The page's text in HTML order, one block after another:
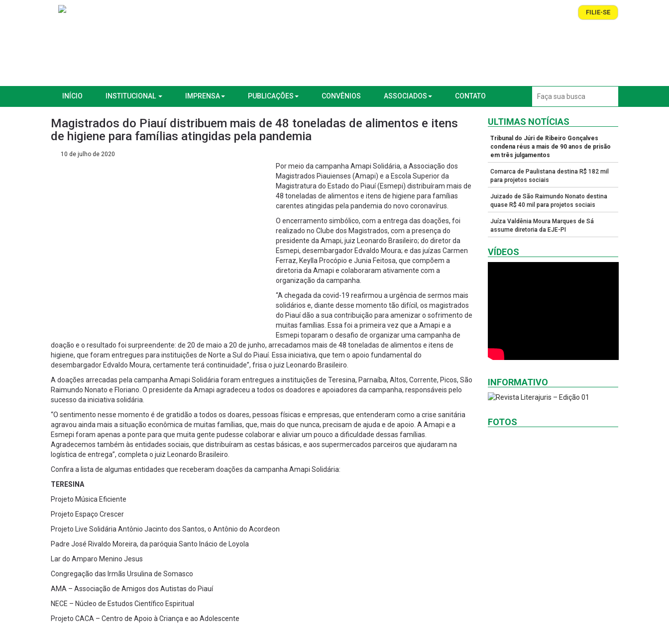
FILIE-SE
INÍCIO INSTITUCIONAL IMPRENSA PUBLICAÇÕES CONVÊNIOS ASSOCIADOS CONTATO
Magistrados do Piauí distribuem mais de 48 toneladas de alimentos e itens
de higiene para famílias atingidas pela pandemia
10 de julho de 2020
Por meio da campanha Amapi Solidária, a Associação dos
Magistrados Piauienses (Amapi) e a Escola Superior da
Magistratura do Estado do Piauí (Esmepi) distribuíram mais de
48 toneladas de alimentos e itens de higiene para famílias
carentes atingidas pela pandemia do novo coronavírus.
O encerramento simbólico, com a entrega das doações, foi
realizado no Clube dos Magistrados, com a presença do
presidente da Amapi, juiz Leonardo Brasileiro; do diretor da
Esmepi, desembargador Edvaldo Moura; e das juízas Carmen
Ferraz, Keylla Procópio e Junia Feitosa, que compõem a
diretoria da Amapi e colaboraram ativamente com a
organização da campanha.
“A chegada da covid-19 reafirmou a urgência de sermos mais
solidários e, diante desse momento tão difícil, os magistrados
do Piauí dão a sua contribuição para amenizar o sofrimento de
muitas famílias. Essa foi a primeira vez que a Amapi e a
Esmepi toparam o desafio de organizar uma campanha de
doação e o resultado foi surpreendente: de 20 de maio a 20 de junho, arrecadamos mais de 48 toneladas de alimentos e itens de
higiene, que foram entregues para instituições de Norte a Sul do Piauí. Essa iniciativa, que tem o apoio fundamental do
desembargador Edvaldo Moura, certamente terá continuidade”, frisa o juiz Leonardo Brasileiro.
A doações arrecadas pela campanha Amapi Solidária foram entregues a instituições de Teresina, Parnaíba, Altos, Corrente, Picos, São
Raimundo Nonato e Floriano. O presidente da Amapi agradeceu a todos os doadores e apoiadores da campanha, responsáveis pelo
sucesso da iniciativa solidária.
“O sentimento nesse momento é de gratidão a todos os doares, pessoas físicas e empresas, que entenderam como a crise sanitária
agravou ainda mais a situação econômica de muitas famílias, que, mais do que nunca, precisam de ajuda e de apoio. A Amapi e a
Esmepi foram apenas a ponte para que muita gente pudesse colaborar e aliviar um pouco a dificuldade dessas famílias.
Agradecemos também às entidades sociais, que distribuíram as cestas básicas, e aos supermercados parceiros que ajudaram na
logística de entrega”, completa o juiz Leonardo Brasileiro.
Confira a lista de algumas entidades que receberam doações da campanha Amapi Solidária:
TERESINA
Projeto Música Eficiente
Projeto Espaço Crescer
Projeto Live Solidária Antônio Jacinto dos Santos, o Antônio do Acordeon
Padre José Rivaldo Moreira, da paróquia Santo Inácio de Loyola
Lar do Amparo Menino Jesus
Congregação das Irmãs Ursulina de Somasco
AMA – Associação de Amigos dos Autistas do Piauí
NECE – Núcleo de Estudos Científico Espiritual
Projeto CACA – Centro de Apoio à Criança e ao Adolescente
ULTIMAS NOTÍCIAS
Tribunal do Júri de Ribeiro Gonçalves
condena réus a mais de 90 anos de prisão
em três julgamentos
Comarca de Paulistana destina R$ 182 mil
para projetos sociais
Juizado de São Raimundo Nonato destina
quase R$ 40 mil para projetos sociais
Juíza Valdênia Moura Marques de Sá
assume diretoria da EJE-PI
VÍDEOS
INFORMATIVO
FOTOS